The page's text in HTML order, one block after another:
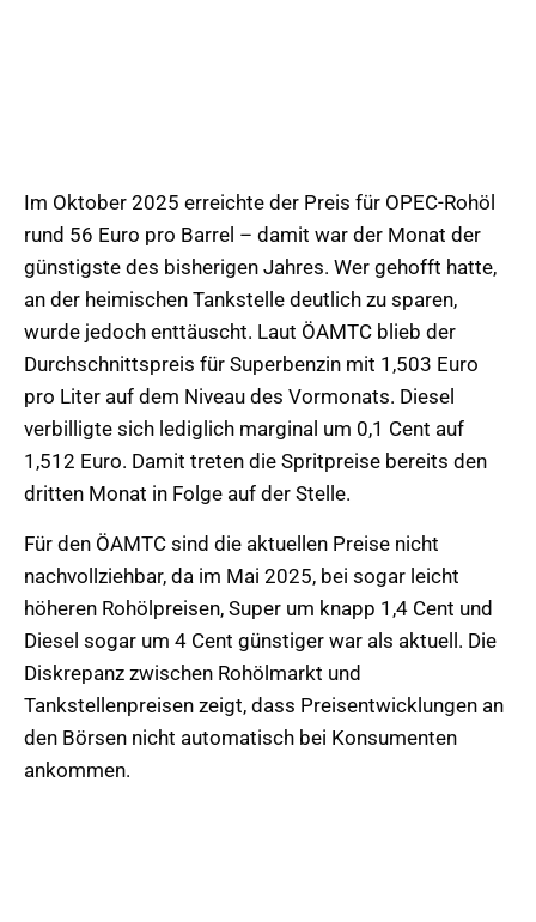
Im Oktober 2025 erreichte der Preis für OPEC-Rohöl
rund 56 Euro pro Barrel – damit war der Monat der
günstigste des bisherigen Jahres. Wer gehofft hatte,
an der heimischen Tankstelle deutlich zu sparen,
wurde jedoch enttäuscht. Laut ÖAMTC blieb der
Durchschnittspreis für Superbenzin mit 1,503 Euro
pro Liter auf dem Niveau des Vormonats. Diesel
verbilligte sich lediglich marginal um 0,1 Cent auf
1,512 Euro. Damit treten die Spritpreise bereits den
dritten Monat in Folge auf der Stelle.
Für den ÖAMTC sind die aktuellen Preise nicht
nachvollziehbar, da im Mai 2025, bei sogar leicht
höheren Rohölpreisen, Super um knapp 1,4 Cent und
Diesel sogar um 4 Cent günstiger war als aktuell. Die
Diskrepanz zwischen Rohölmarkt und
Tankstellenpreisen zeigt, dass Preisentwicklungen an
den Börsen nicht automatisch bei Konsumenten
ankommen.